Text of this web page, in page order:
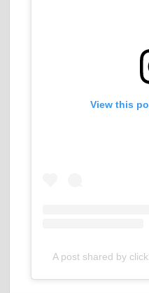
View this
A post shared by